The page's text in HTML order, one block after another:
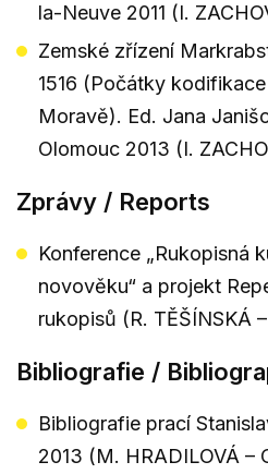
la-Neuve 2011 (I.
Zemské zřízení
1516 (Počátky
Moravě). Ed. Jana
Olomouc 2013 (I.
Zprávy / Reports
Konference „Rukopisná
novověku“ a projekt
rukopisů (R. TĚŠÍNSKÁ
Bibliografie /
Bibliografie prací
2013 (M. HRADILOVÁ –